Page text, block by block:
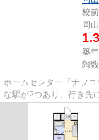
校
岡
1.3
築
階
ホームセンター「ナフ
な駅が2つあり、行き先
チリなマンションタイプ